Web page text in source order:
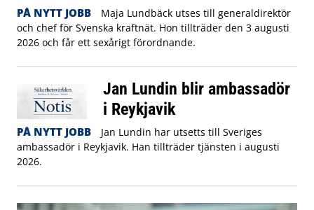
PÅ NYTT JOBB
Maja Lundbäck utses till generaldirektör
och chef för Svenska kraftnät. Hon tillträder den 3 augusti
2026 och får ett sexårigt förordnande.
Jan Lundin blir ambassadör
i Reykjavik
PÅ NYTT JOBB
Jan Lundin har utsetts till Sveriges
ambassadör i Reykjavik. Han tillträder tjänsten i augusti
2026.